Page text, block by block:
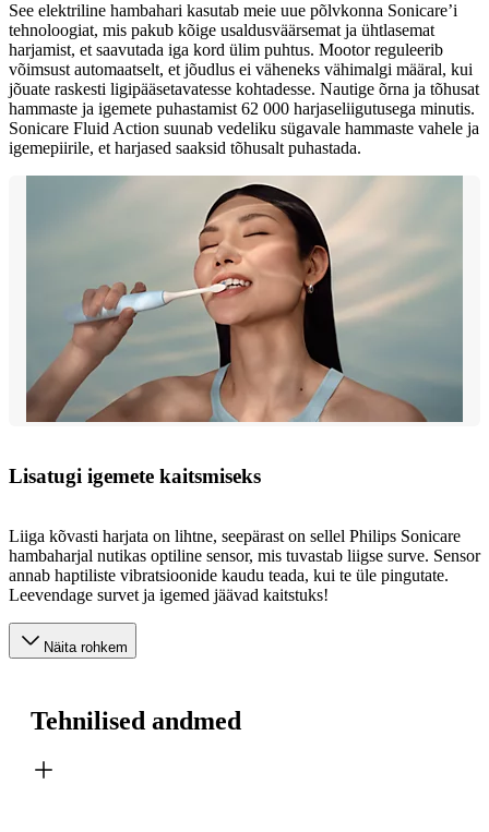
See elektriline hambahari kasutab meie uue põlvkonna Sonicare’i
tehnoloogiat, mis pakub kõige usaldusväärsemat ja ühtlasemat
harjamist, et saavutada iga kord ülim puhtus. Mootor reguleerib
võimsust automaatselt, et jõudlus ei väheneks vähimalgi määral, kui
jõuate raskesti ligipääsetavatesse kohtadesse. Nautige õrna ja tõhusat
hammaste ja igemete puhastamist 62 000 harjaseliigutusega minutis.
Sonicare Fluid Action suunab vedeliku sügavale hammaste vahele ja
igemepiirile, et harjased saaksid tõhusalt puhastada.
Lisatugi igemete kaitsmiseks
Liiga kõvasti harjata on lihtne, seepärast on sellel Philips Sonicare
hambaharjal nutikas optiline sensor, mis tuvastab liigse surve. Sensor
annab haptiliste vibratsioonide kaudu teada, kui te üle pingutate.
Leevendage survet ja igemed jäävad kaitstuks!
Näita rohkem
Tehnilised andmed